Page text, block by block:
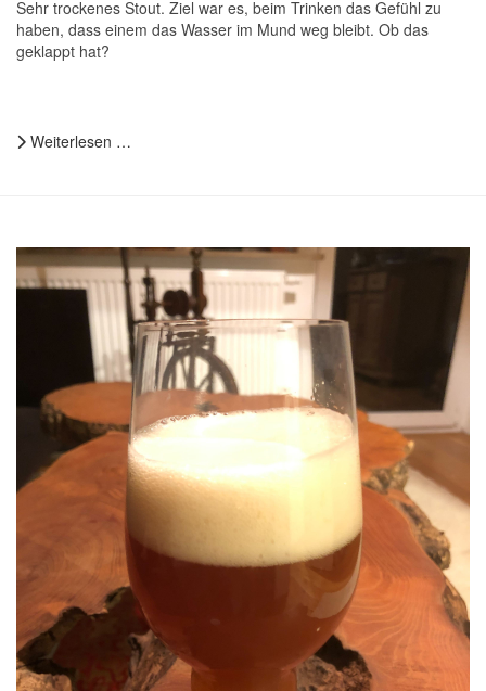
Sehr trockenes Stout. Ziel war es, beim Trinken das Gefühl zu
haben, dass einem das Wasser im Mund weg bleibt. Ob das
geklappt hat?
Weiterlesen …